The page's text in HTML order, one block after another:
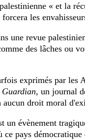
« et la
les
une revue
des lâches ou
exprimés par les
Guardian, un journal
droit moral
un évènement
ce pays